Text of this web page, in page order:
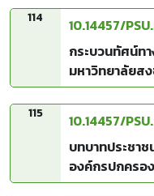
114 10.14457/
กระบวนทัศน์ท
มหาวิทยาลัยส
115 10.14457/
บทบาทประชา
องค์กรปกครอ
เคลื่อนไหวถอ